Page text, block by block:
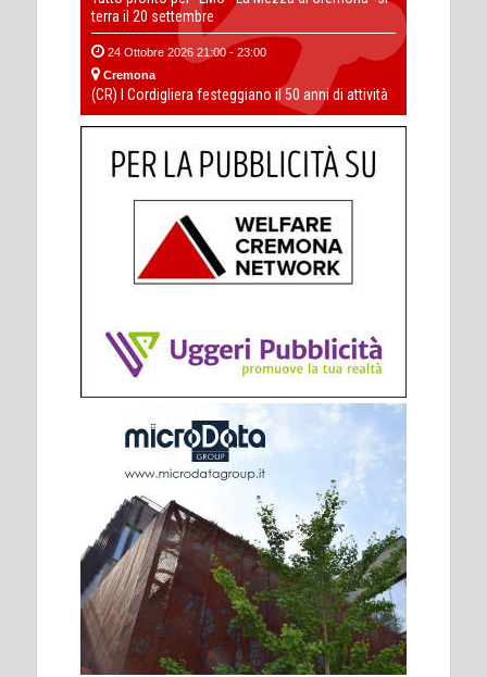
terra il 20 settembre
24 Ottobre 2026 21:00 - 23:00
Cremona
(CR) I Cordigliera festeggiano il 50 anni di attività